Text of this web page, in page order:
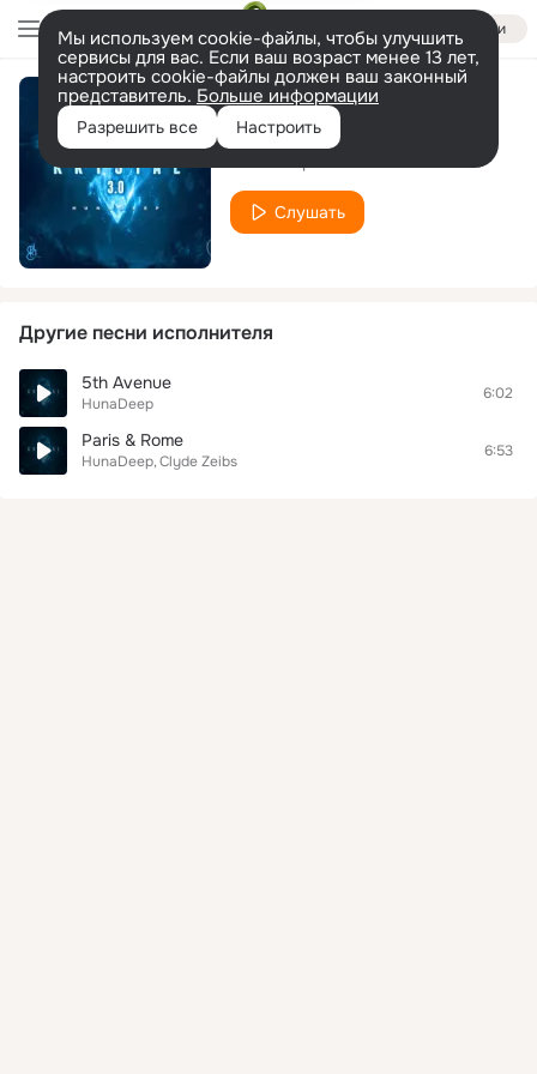
Войти
Мы используем cookie-файлы, чтобы улучшить
сервисы для вас. Если ваш возраст менее 13 лет,
настроить cookie-файлы должен ваш законный
представитель. Больше информации
Разрешить все Настроить
Rainy With You
Слушать
Другие песни исполнителя
5th Avenue
HunaDeep
6:02
Paris & Rome
HunaDeep Clyde Zeibs
6:53